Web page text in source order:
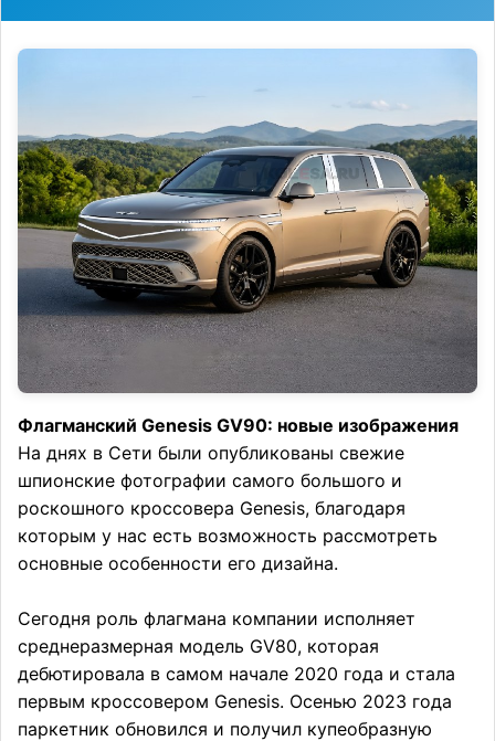
Флагманский Genesis GV90: новые изображения
На днях в Сети были опубликованы свежие
шпионские фотографии самого большого и
роскошного кроссовера Genesis, благодаря
которым у нас есть возможность рассмотреть
основные особенности его дизайна.
Сегодня роль флагмана компании исполняет
среднеразмерная модель GV80, которая
дебютировала в самом начале 2020 года и стала
первым кроссовером Genesis. Осенью 2023 года
паркетник обновился и получил купеобразную